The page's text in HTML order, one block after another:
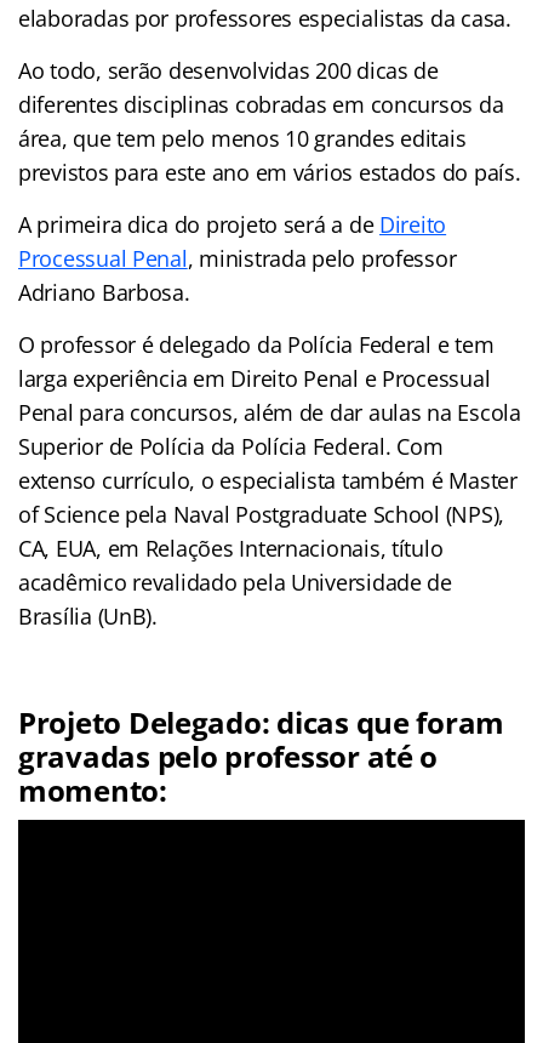
elaboradas por professores especialistas da casa.
Ao todo, serão desenvolvidas 200 dicas de
diferentes disciplinas cobradas em concursos da
área, que tem pelo menos 10 grandes editais
previstos para este ano em vários estados do país.
A primeira dica do projeto será a de Direito
Processual Penal, ministrada pelo professor
Adriano Barbosa.
O professor é delegado da Polícia Federal e tem
larga experiência em Direito Penal e Processual
Penal para concursos, além de dar aulas na Escola
Superior de Polícia da Polícia Federal. Com
extenso currículo, o especialista também é Master
of Science pela Naval Postgraduate School (NPS),
CA, EUA, em Relações Internacionais, título
acadêmico revalidado pela Universidade de
Brasília (UnB).
Projeto Delegado: dicas que foram
gravadas pelo professor até o
momento: